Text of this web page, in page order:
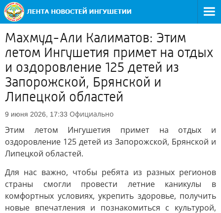
Махмуд-Али Калиматов: Этим
летом Ингушетия примет на отдых
и оздоровление 125 детей из
Запорожской, Брянской и
Липецкой областей
9 июня 2026, 17:33 Официально
Этим летом Ингушетия примет на отдых и
оздоровление 125 детей из Запорожской, Брянской и
Липецкой областей.
Для нас важно, чтобы ребята из разных регионов
страны смогли провести летние каникулы в
комфортных условиях, укрепить здоровье, получить
новые впечатления и познакомиться с культурой,